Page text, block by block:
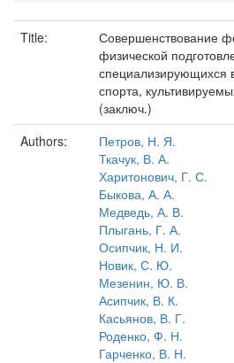
Title:
Совершенствование
физической
специализирующихся
спорта,
(заключ.)
Authors:
Петров, Н. Я.
Ткачук, В. А.
Харитонович, Г. С.
Быкова, А. А.
Медведь, А. В.
Плыгань, Г. А.
Осипчик, Н. И.
Новик, С. Ю.
Мезенин, Ю. В.
Асипчик, В. К.
Касьянов, В. Г.
Роденко, Ф. Н.
Гарченко, В. Н.